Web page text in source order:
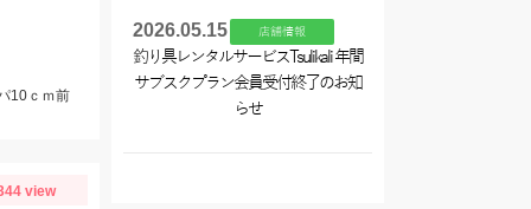
10ｃｍ前
view
2026.05.15 店舗情報
釣り具レンタルサービスTsulikali 年間
サブスクプラン会員受付終了のお知
らせ